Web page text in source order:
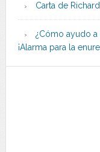
Carta de
¿Cómo ayudo a
¡Alarma para la